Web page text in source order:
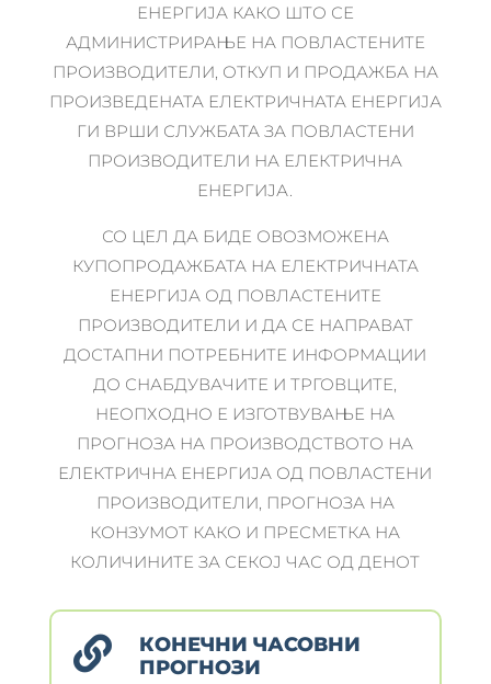
ЕНЕРГИЈА КАКО ШТО СЕ
АДМИНИСТРИРАЊЕ НА ПОВЛАСТЕНИТЕ
ПРОИЗВОДИТЕЛИ, ОТКУП И ПРОДАЖБА НА
ПРОИЗВЕДЕНАТА ЕЛЕКТРИЧНАТА ЕНЕРГИЈА
ГИ ВРШИ СЛУЖБАТА ЗА ПОВЛАСТЕНИ
ПРОИЗВОДИТЕЛИ НА ЕЛЕКТРИЧНА
ЕНЕРГИЈА.
СО ЦЕЛ ДА БИДЕ ОВОЗМОЖЕНА
КУПОПРОДАЖБАТА НА ЕЛЕКТРИЧНАТА
ЕНЕРГИЈА ОД ПОВЛАСТЕНИТЕ
ПРОИЗВОДИТЕЛИ И ДА СЕ НАПРАВАТ
ДОСТАПНИ ПОТРЕБНИТЕ ИНФОРМАЦИИ
ДО СНАБДУВАЧИТЕ И ТРГОВЦИТЕ,
НЕОПХОДНО Е ИЗГОТВУВАЊЕ НА
ПРОГНОЗА НА ПРОИЗВОДСТВОТО НА
ЕЛЕКТРИЧНА ЕНЕРГИЈА ОД ПОВЛАСТЕНИ
ПРОИЗВОДИТЕЛИ, ПРОГНОЗА НА
КОНЗУМОТ КАКО И ПРЕСМЕТКА НА
КОЛИЧИНИТЕ ЗА СЕКОЈ ЧАС ОД ДЕНОТ

КОНЕЧНИ ЧАСОВНИ
ПРОГНОЗИ